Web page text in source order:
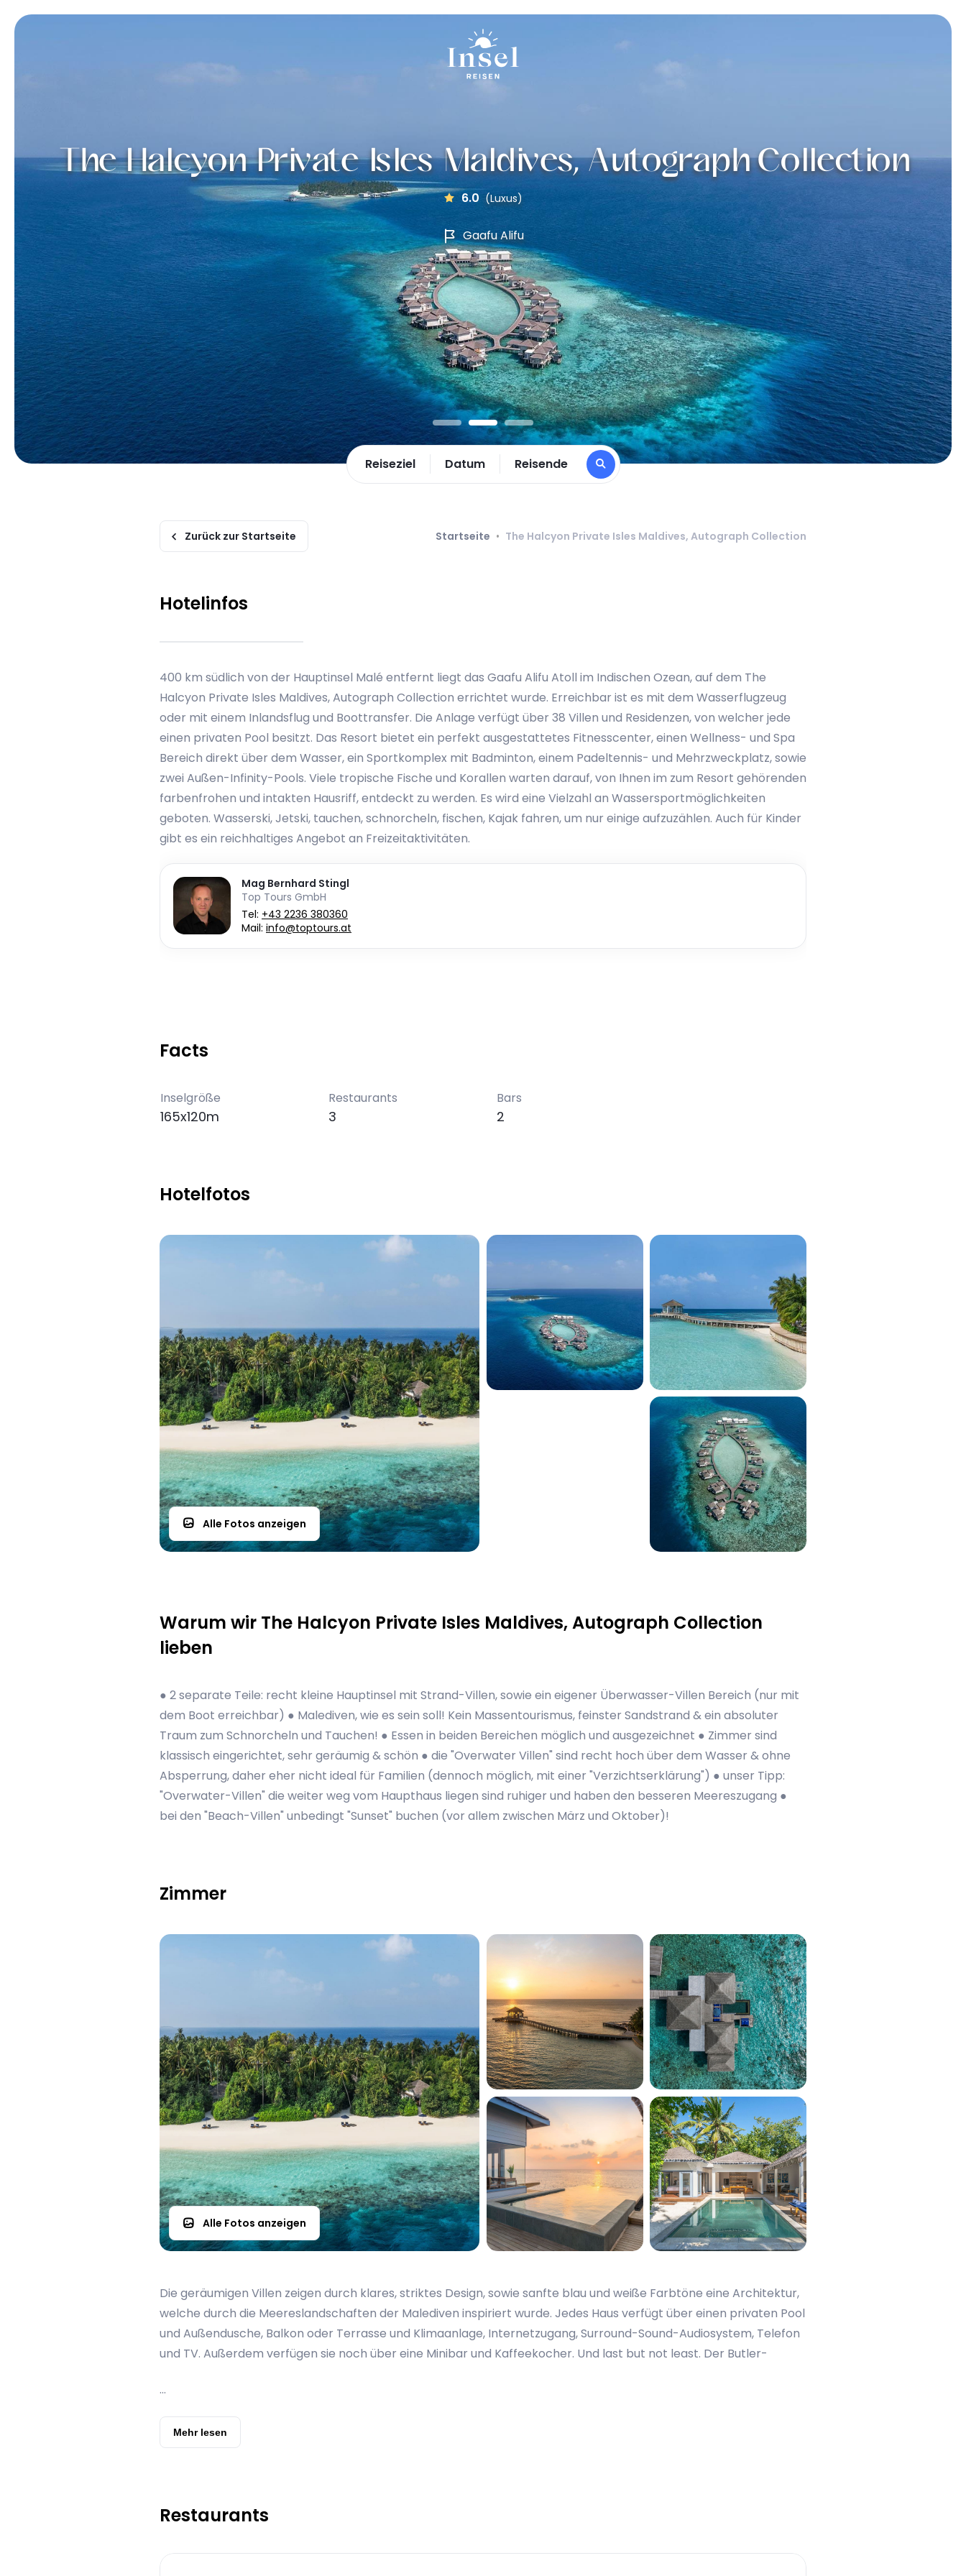
The Halcyon Private Isles Maldives, Autograph Collection
6.0 (Luxus)
Gaafu Alifu
Reiseziel Datum Reisende
Startseite • The Halcyon Private Isles Maldives, Autograph Collection
Zurück zur Startseite
Hotelinfos
400 km südlich von der Hauptinsel Malé entfernt liegt das Gaafu Alifu Atoll im Indischen Ozean, auf dem The
Halcyon Private Isles Maldives, Autograph Collection errichtet wurde. Erreichbar ist es mit dem Wasserflugzeug
oder mit einem Inlandsflug und Boottransfer. Die Anlage verfügt über 38 Villen und Residenzen, von welcher jede
einen privaten Pool besitzt. Das Resort bietet ein perfekt ausgestattetes Fitnesscenter, einen Wellness- und Spa
Bereich direkt über dem Wasser, ein Sportkomplex mit Badminton, einem Padeltennis- und Mehrzweckplatz, sowie
zwei Außen-Infinity-Pools. Viele tropische Fische und Korallen warten darauf, von Ihnen im zum Resort gehörenden
farbenfrohen und intakten Hausriff, entdeckt zu werden. Es wird eine Vielzahl an Wassersportmöglichkeiten
geboten. Wasserski, Jetski, tauchen, schnorcheln, fischen, Kajak fahren, um nur einige aufzuzählen. Auch für Kinder
gibt es ein reichhaltiges Angebot an Freizeitaktivitäten.
Mag Bernhard Stingl
Top Tours GmbH
Tel: +43 2236 380360
Mail: info@toptours.at
Facts
Inselgröße
165x120m
Restaurants
3
Bars
2
Hotelfotos
Alle Fotos anzeigen
Warum wir The Halcyon Private Isles Maldives, Autograph Collection
lieben
● 2 separate Teile: recht kleine Hauptinsel mit Strand-Villen, sowie ein eigener Überwasser-Villen Bereich (nur mit
dem Boot erreichbar) ● Malediven, wie es sein soll! Kein Massentourismus, feinster Sandstrand & ein absoluter
Traum zum Schnorcheln und Tauchen! ● Essen in beiden Bereichen möglich und ausgezeichnet ● Zimmer sind
klassisch eingerichtet, sehr geräumig & schön ● die "Overwater Villen" sind recht hoch über dem Wasser & ohne
Absperrung, daher eher nicht ideal für Familien (dennoch möglich, mit einer "Verzichtserklärung") ● unser Tipp:
"Overwater-Villen" die weiter weg vom Haupthaus liegen sind ruhiger und haben den besseren Meereszugang ●
bei den "Beach-Villen" unbedingt "Sunset" buchen (vor allem zwischen März und Oktober)!
Zimmer
Alle Fotos anzeigen
Die geräumigen Villen zeigen durch klares, striktes Design, sowie sanfte blau und weiße Farbtöne eine Architektur,
welche durch die Meereslandschaften der Malediven inspiriert wurde. Jedes Haus verfügt über einen privaten Pool
und Außendusche, Balkon oder Terrasse und Klimaanlage, Internetzugang, Surround-Sound-Audiosystem, Telefon
und TV. Außerdem verfügen sie noch über eine Minibar und Kaffeekocher. Und last but not least. Der Butler-
...
Mehr lesen
Restaurants